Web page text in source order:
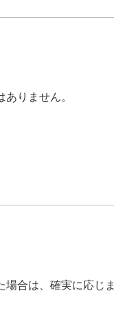
りません。
合は、確実に応じま